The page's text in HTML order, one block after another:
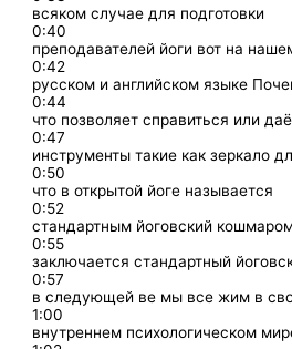
всяком случае для подготовки
0:40
преподавателей йоги вот на
0:42
русском и английском языке
0:44
что позволяет справиться или
0:47
инструменты такие как зеркало
0:50
что в открытой йоге называется
0:52
стандартным йоговский
0:55
заключается стандартный
0:57
в следующей ве мы все жим в
1:00
внутреннем психологическом